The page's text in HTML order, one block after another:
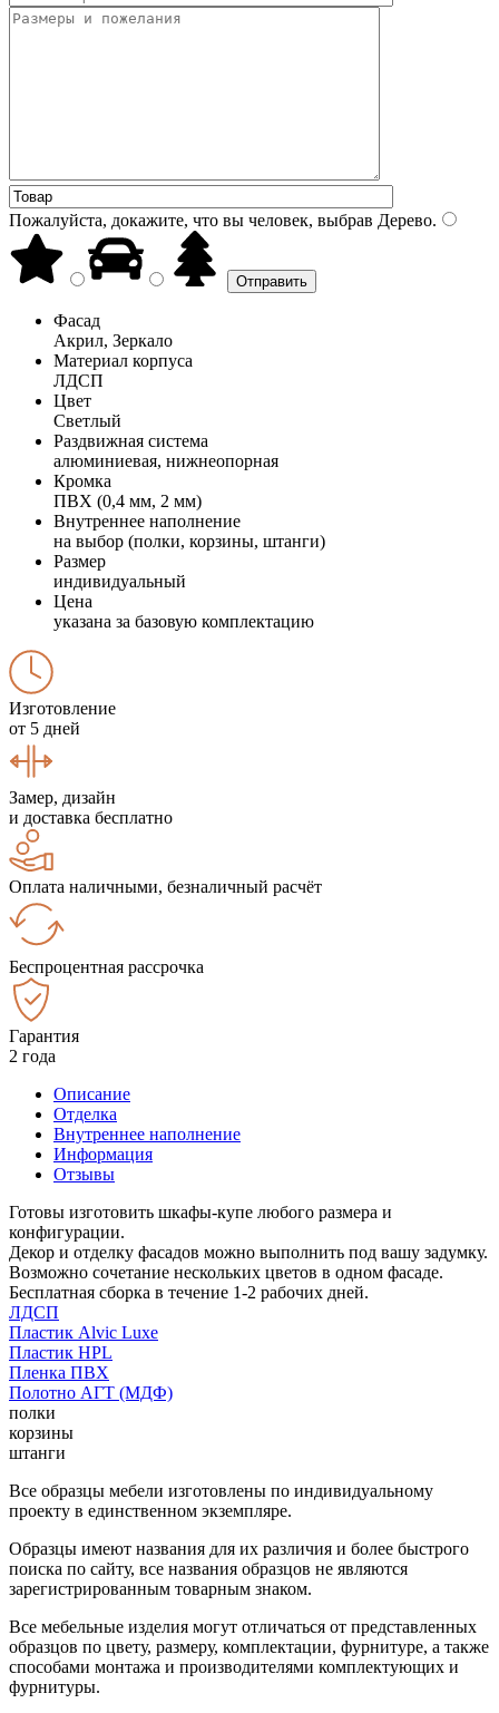
Пожалуйста, докажите, что вы человек, выбрав Дерево.
Фасад
Акрил, Зеркало
Материал корпуса
ЛДСП
Цвет
Светлый
Раздвижная система
алюминиевая, нижнеопорная
Кромка
ПВХ (0,4 мм, 2 мм)
Внутреннее наполнение
на выбор (полки, корзины, штанги)
Размер
индивидуальный
Цена
указана за базовую комплектацию
Изготовление
от 5 дней
Замер, дизайн
и доставка бесплатно
Оплата наличными, безналичный расчёт
Беспроцентная рассрочка
Гарантия
2 года
Описание
Отделка
Внутреннее наполнение
Информация
Отзывы
Готовы изготовить шкафы-купе любого размера и
конфигурации.
Декор и отделку фасадов можно выполнить под вашу задумку.
Возможно сочетание нескольких цветов в одном фасаде.
Бесплатная сборка в течение 1-2 рабочих дней.
ЛДСП
Пластик Alvic Luxe
Пластик HPL
Пленка ПВХ
Полотно АГТ (МДФ)
полки
корзины
штанги
Все образцы мебели изготовлены по индивидуальному
проекту в единственном экземпляре.
Образцы имеют названия для их различия и более быстрого
поиска по сайту, все названия образцов не являются
зарегистрированным товарным знаком.
Все мебельные изделия могут отличаться от представленных
образцов по цвету, размеру, комплектации, фурнитуре, а также
способами монтажа и производителями комплектующих и
фурнитуры.